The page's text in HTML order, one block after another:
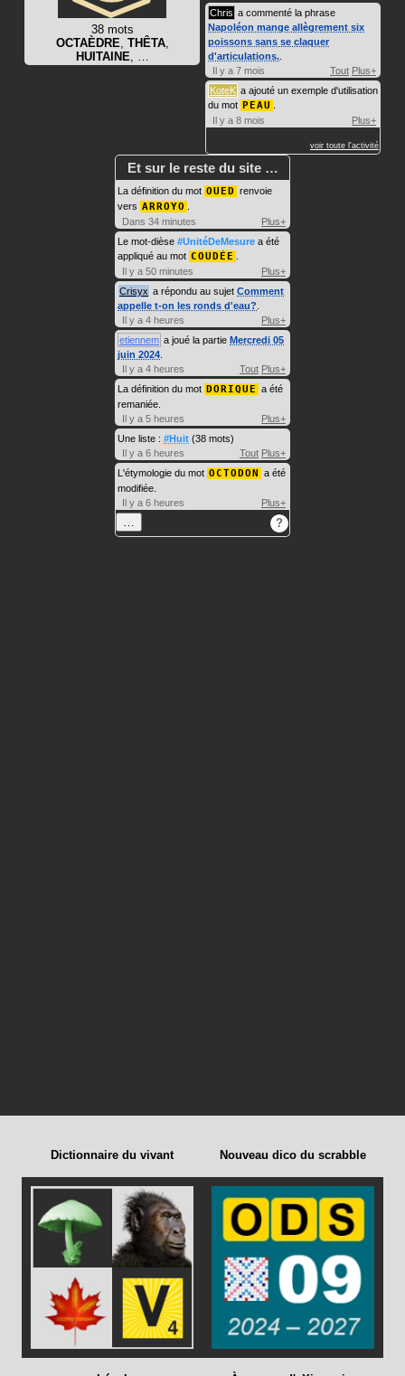
38 mots
OCTAÈDRE, THÊTA,
HUITAINE, …
Chris a commenté la phrase
Napoléon mange allègrement six
poissons sans se claquer
d'articulations.
Il y a 7 mois
Tout Plus+
KoteK a ajouté un exemple d'utilisation
du mot PEAU
Il y a 8 mois
Plus+
voir toute l'activité
Et sur le reste du site …
La définition du mot OUED renvoie
vers ARROYO
Dans 34 minutes
Plus+
Le mot-dièse #UnitéDeMesure a été
appliqué au mot COUDÉE
Il y a 50 minutes
Plus+
Crisyx a répondu au sujet Comment
appelle t-on les ronds d'eau?
Il y a 4 heures
Plus+
etiennem a joué la partie Mercredi 05
juin 2024
Il y a 4 heures
Tout Plus+
La définition du mot DORIQUE a été
remaniée.
Il y a 5 heures
Plus+
Une liste : #Huit (38 mots)
Il y a 6 heures
Tout Plus+
L'étymologie du mot OCTODON
a été
modifiée.
Il y a 6 heures
Plus+
… ?
Dictionnaire du vivant Nouveau dico du scrabble